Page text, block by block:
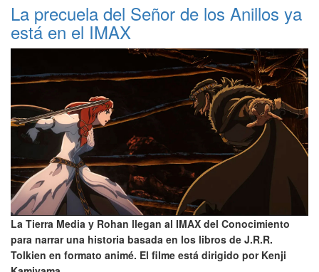
La precuela del Señor de los Anillos ya
está en el IMAX
La Tierra Media y Rohan llegan al IMAX del Conocimiento
para narrar una historia basada en los libros de J.R.R.
Tolkien en formato animé. El filme está dirigido por Kenji